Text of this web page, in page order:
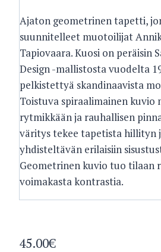
Ajaton geometrinen tapetti,
suunnitelleet muotoilijat
Tapiovaara. Kuosi on peräisin
Design -mallistosta vuodelta
pelkistettyä skandinaavista
Toistuva spiraalimainen kuvio
rytmikkään ja rauhallisen
väritys tekee tapetista hillityn
yhdisteltävän erilaisiin
Geometrinen kuvio tuo tilaan
voimakasta kontrastia.
45.00€